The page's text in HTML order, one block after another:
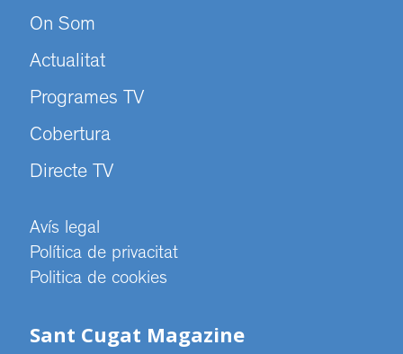
On Som
Actualitat
Programes TV
Cobertura
Directe TV
Avís legal
Política de privacitat
Politica de cookies
Sant Cugat Magazine